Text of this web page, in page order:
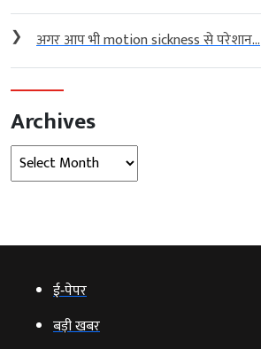
❯ अगर आप भी motion sickness से परेशान...
Archives
Archives
ई‑पेपर
बड़ी खबर